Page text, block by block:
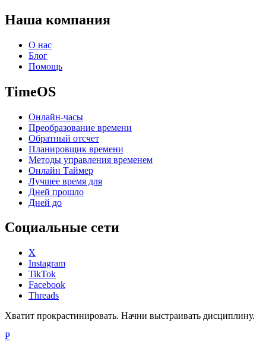
Наша компания
О нас
Блог
Помощь
TimeOS
Онлайн-часы
Преобразование времени
Обратный отсчет
Планировщик времени
Методы управления временем
Онлайн Таймер
Лучшее время для
Дней прошло
Дней до
Социальные сети
X
Instagram
TikTok
Facebook
Threads
Хватит прокрастинировать. Начни выстраивать дисциплину.
P